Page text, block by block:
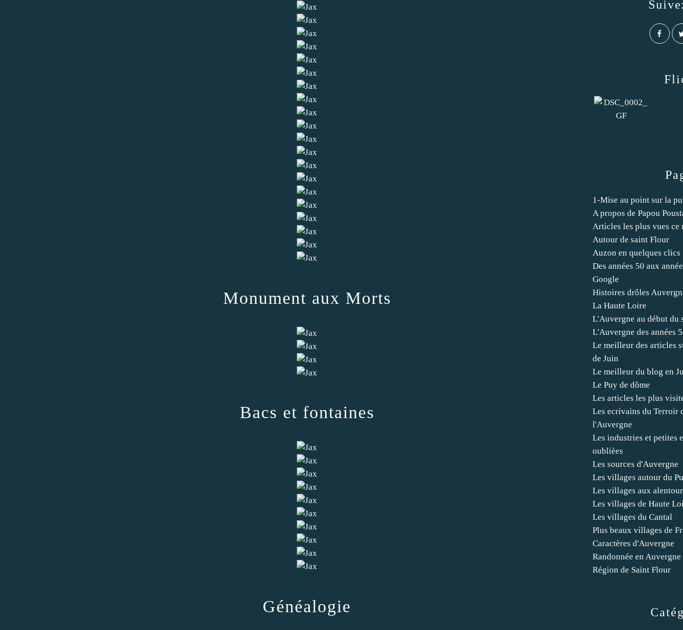
Monument aux Morts
Bacs et fontaines
Généalogie
1-Mise au point sur la
A propos de Papou
Articles les plus vues ce
Autour de saint Flour
Auzon en quelques clics
Des années 50 aux
Google
Histoires drôles
La Haute Loire
L'Auvergne au début du
L'Auvergne des années
Le meilleur des articles
de Juin
Le meilleur du blog en
Le Puy de dôme
Les articles les plus
Les ecrivains du Terroir
l'Auvergne
Les industries et petites
oublièes
Les sources d'Auvergne
Les villages autour du
Les villages aux
Les villages de Haute
Les villages du Cantal
Plus beaux villages de
Caractères d'Auvergne
Randonnée en Auvergne
Région de Saint Flour